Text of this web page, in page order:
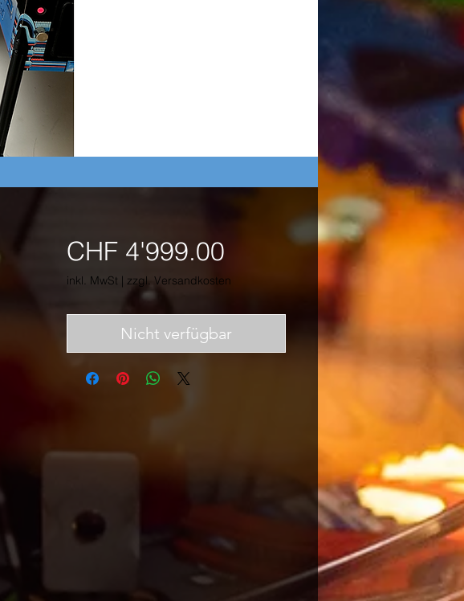
CHF 4'999.00Preis
inkl. MwSt | zzgl. Versandkosten
Nicht verfügbar